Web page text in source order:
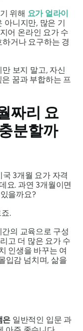
위해 요가 얼라이
아니지만, 많은 기
어 온라인 요가 수
거나 요구하는 경
보지 말고, 자신
꿈과 부합하는 프
짜리 요
분할까
3개월 요가 자격
요. 과연 3개월이면
을까요?
.
의 교육으로 구성
고 더 많은 요가 수
인생을 바꾸는 여
입감 넘치며, 삶을
은 일반적인 입문 과